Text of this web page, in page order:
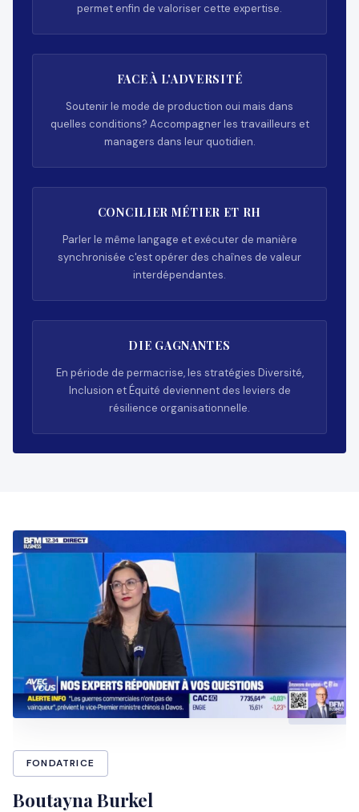
permet enfin de valoriser cette expertise.
FACE À L'ADVERSITÉ
Soutenir le mode de production oui mais dans
quelles conditions? Accompagner les travailleurs et
managers dans leur quotidien.
CONCILIER MÉTIER ET RH
Parler le même langage et exécuter de manière
synchronisée c'est opérer des chaînes de valeur
interdépendantes.
DIE GAGNANTES
En période de permacrise, les stratégies Diversité,
Inclusion et Équité deviennent des leviers de
résilience organisationnelle.
FONDATRICE
Boutayna Burkel